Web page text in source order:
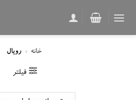
خانه » رویال
فیلتر